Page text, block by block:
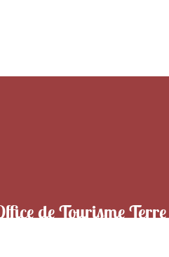
de Tourisme Terre